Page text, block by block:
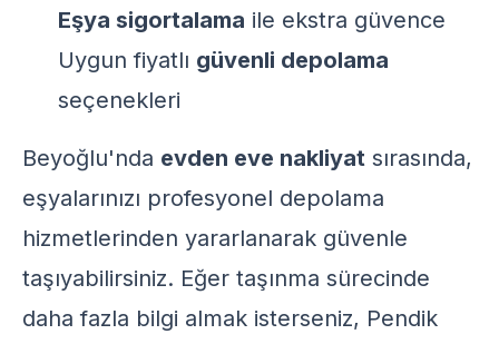
Eşya sigortalama ile ekstra güvence
Uygun fiyatlı güvenli depolama
seçenekleri
Beyoğlu'nda evden eve nakliyat sırasında,
eşyalarınızı profesyonel depolama
hizmetlerinden yararlanarak güvenle
taşıyabilirsiniz. Eğer taşınma sürecinde
daha fazla bilgi almak isterseniz, Pendik